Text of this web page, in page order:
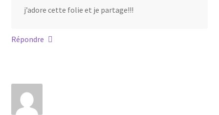
j’adore cette folie et je partage!!!
Répondre